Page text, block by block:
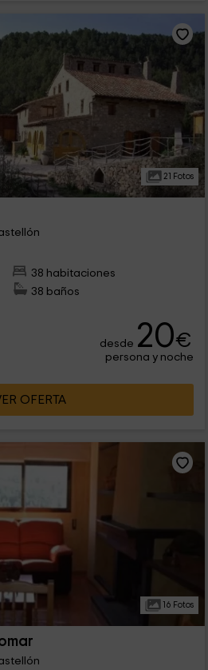
uno de los aspectos, no falta nada
esto es que para despejar la
de los menesteres rutinarios, esos
estres, el sitio, el
21 Fotos
38 habitaciones
38 baños
desde 20€
persona y noche
OFERTA
16 Fotos